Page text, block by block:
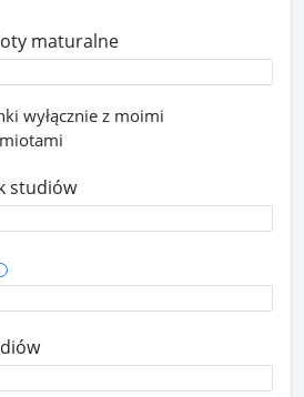
maturalne
wyłącznie z moimi
studiów